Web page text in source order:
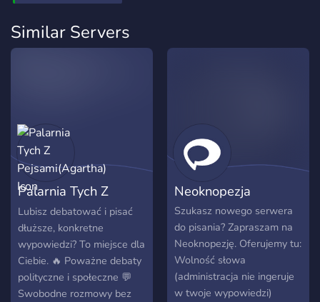
Similar Servers
Palarnia Tych Z
Pejsami(Agartha)
Lubisz debatować i pisać
dłuższe, konkretne
wypowiedzi? To miejsce dla
Ciebie. 🔥 Poważne debaty
polityczne i społeczne 💬
Swobodne rozmowy bez
Neoknopezja
Szukasz nowego serwera
do pisania? Zapraszam na
Neoknopezję. Oferujemy tu:
Wolność słowa
(administracja nie ingeruje
w twoje wypowiedzi)